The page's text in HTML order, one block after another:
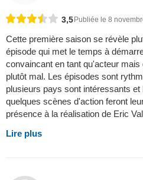
3,5Publiée le 8
Cette première saison se révèle
épisode qui met le temps à
convaincant en tant qu'acteur
plutôt mal. Les épisodes sont
plusieurs pays sont intéressants
quelques scènes d'action feront
présence à la réalisation de Eric
Lire plus